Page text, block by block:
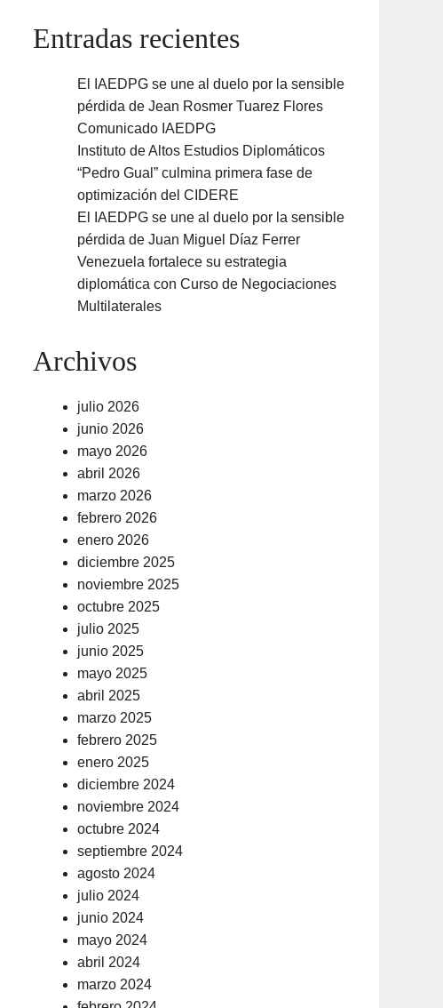
Entradas recientes
El IAEDPG se une al duelo por la sensible
pérdida de Jean Rosmer Tuarez Flores
Comunicado IAEDPG
Instituto de Altos Estudios Diplomáticos
“Pedro Gual” culmina primera fase de
optimización del CIDERE
El IAEDPG se une al duelo por la sensible
pérdida de Juan Miguel Díaz Ferrer
Venezuela fortalece su estrategia
diplomática con Curso de Negociaciones
Multilaterales
Archivos
julio 2026
junio 2026
mayo 2026
abril 2026
marzo 2026
febrero 2026
enero 2026
diciembre 2025
noviembre 2025
octubre 2025
julio 2025
junio 2025
mayo 2025
abril 2025
marzo 2025
febrero 2025
enero 2025
diciembre 2024
noviembre 2024
octubre 2024
septiembre 2024
agosto 2024
julio 2024
junio 2024
mayo 2024
abril 2024
marzo 2024